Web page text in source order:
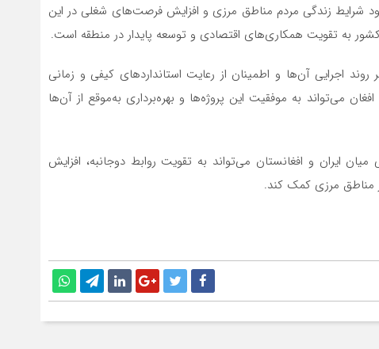
شرایط زندگی مردم مناطق مرزی و افزایش فرصت‌های شغلی در این
به تقویت همکاری‌های اقتصادی و توسعه پایدار در منطقه است.
اجرایی آن‌ها و اطمینان از رعایت استانداردهای کیفی و زمانی
می‌تواند به موفقیت این پروژه‌ها و بهره‌برداری به‌موقع از آن‌ها
ایران و افغانستان می‌تواند به تقویت روابط دوجانبه، افزایش
مناطق مرزی کمک کند.